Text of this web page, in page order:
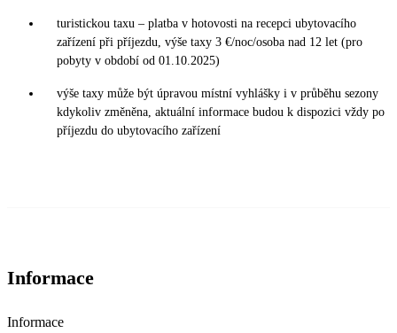
turistickou taxu – platba v hotovosti na recepci ubytovacího
zařízení při příjezdu, výše taxy 3 €/noc/osoba nad 12 let (pro
pobyty v období od 01.10.2025)
výše taxy může být úpravou místní vyhlášky i v průběhu sezony
kdykoliv změněna, aktuální informace budou k dispozici vždy po
příjezdu do ubytovacího zařízení
Informace
Informace